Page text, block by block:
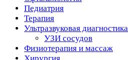
Педиатрия
Терапия
Ультразвуковая диагностика
УЗИ сосудов
Физиотерапия и массаж